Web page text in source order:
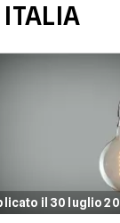
il 30 luglio